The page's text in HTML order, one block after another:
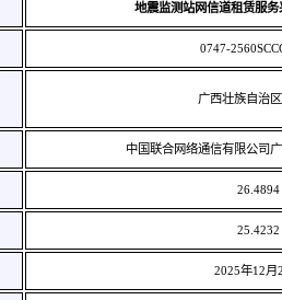
地震监测站网信道租赁服务
0747-
广西壮族自治
中国联合网络通信有限公司
26.4894
25.4232
2025年12月